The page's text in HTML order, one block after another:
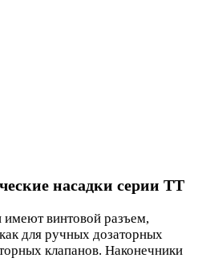
насадки серии TT
имеют винтовой разъем,
для ручных дозаторных
клапанов. Наконечники